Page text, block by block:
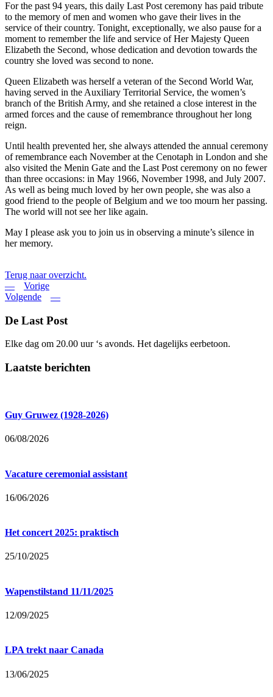
For the past 94 years, this daily Last Post ceremony has paid tribute
to the memory of men and women who gave their lives in the
service of their country. Tonight, exceptionally, we also pause for a
moment to remember the life and service of Her Majesty Queen
Elizabeth the Second, whose dedication and devotion towards the
country she loved was second to none.
Queen Elizabeth was herself a veteran of the Second World War,
having served in the Auxiliary Territorial Service, the women’s
branch of the British Army, and she retained a close interest in the
armed forces and the cause of remembrance throughout her long
reign.
Until health prevented her, she always attended the annual ceremony
of remembrance each November at the Cenotaph in London and she
also visited the Menin Gate and the Last Post ceremony on no fewer
than three occasions: in May 1966, November 1998, and July 2007.
As well as being much loved by her own people, she was also a
good friend to the people of Belgium and we too mourn her passing.
The world will not see her like again.
May I please ask you to join us in observing a minute’s silence in
her memory.
Terug naar overzicht.
Vorige
Volgende
De Last Post
Elke dag om 20.00 uur ‘s avonds. Het dagelijks eerbetoon.
Laatste berichten
Guy Gruwez (1928-2026)
06/08/2026
Vacature ceremonial assistant
16/06/2026
Het concert 2025: praktisch
25/10/2025
Wapenstilstand 11/11/2025
12/09/2025
LPA trekt naar Canada
13/06/2025